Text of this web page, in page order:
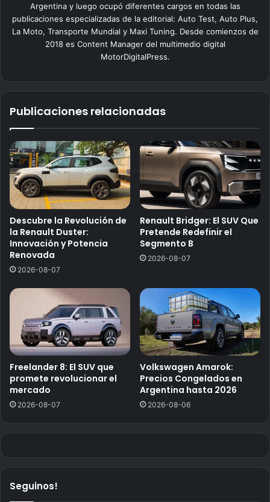
Argentina y luego ocupó diferentes cargos en todas las
publicaciones especializadas de la editorial: Auto Test, Auto Plus,
La Moto, Transporte Mundial y Maxi Tuning. Desde comienzos de
2018 es Content Manager del multimedio digital
MotorDigitalPress.
Publicaciones relacionadas
Descubre la Revolución de
la Renault Duster:
Innovación y Potencia
Renovada
2026-08-07
Renault Bridger: El SUV Que
Pretende Redefinir el
Segmento B
2026-08-07
Freelander 8: El SUV que
promete revolucionar el
mercado
2026-08-07
Volkswagen Amarok:
Precios Congelados en
Argentina hasta 2026
2026-08-06
Seguinos!